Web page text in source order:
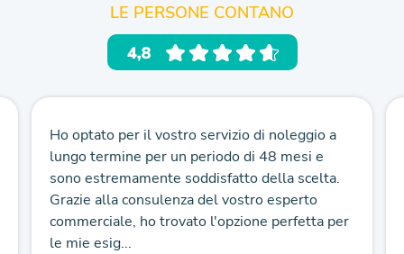
LE PERSONE CONTANO
Ho optato per il vostro servizio di noleggio a
lungo termine per un periodo di 48 mesi e
sono estremamente soddisfatto della scelta.
Grazie alla consulenza del vostro esperto
commerciale, ho trovato l'opzione perfetta per
le mie esig...